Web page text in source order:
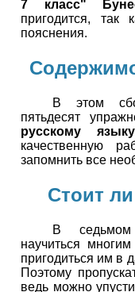
7 класс"
пригодится, так
пояснения.
В этом
пятьдесят
русскому
качественную
запомнить все
Стоит
В седьмом
научиться
пригодиться им в
Поэтому
ведь можно